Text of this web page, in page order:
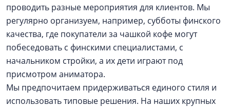
проводить разные мероприятия для клиентов. Мы
регулярно организуем, например, субботы финского
качества, где покупатели за чашкой кофе могут
побеседовать с финскими специалистами, с
начальником стройки, а их дети играют под
присмотром аниматора.
Мы предпочитаем придерживаться единого стиля и
использовать типовые решения. На наших крупных